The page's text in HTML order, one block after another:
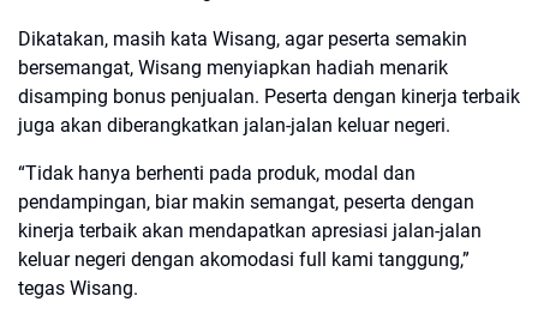
Dikatakan, masih kata Wisang, agar peserta semakin
bersemangat, Wisang menyiapkan hadiah menarik
disamping bonus penjualan. Peserta dengan kinerja terbaik
juga akan diberangkatkan jalan-jalan keluar negeri.
“Tidak hanya berhenti pada produk, modal dan
pendampingan, biar makin semangat, peserta dengan
kinerja terbaik akan mendapatkan apresiasi jalan-jalan
keluar negeri dengan akomodasi full kami tanggung,”
tegas Wisang.